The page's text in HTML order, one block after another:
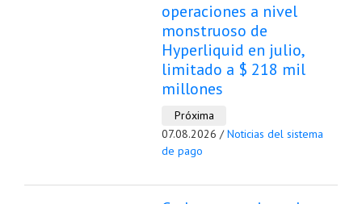
operaciones a nivel
monstruoso de
Hyperliquid en julio,
limitado a $ 218 mil
millones
Próxima
07.08.2026 /Noticias del sistema
de pago